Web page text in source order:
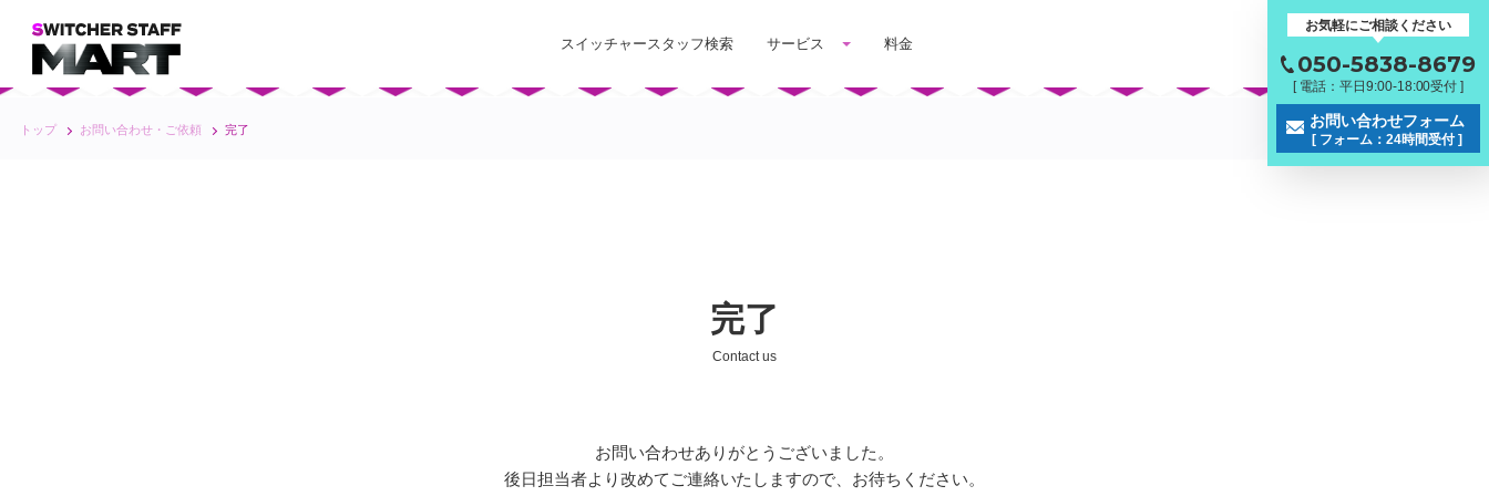
スイッチャースタッフ検索 サービス 料金
お気軽にご相談ください
050-5838-8679
[ 電話：平日9:00-18:00受付 ]
お問い合わせフォーム
[ フォーム：24時間受付 ]
トップ お問い合わせ・ご依頼 完了
完了
Contact us
お問い合わせありがとうございました。
後日担当者より改めてご連絡いたしますので、 お待ちください。